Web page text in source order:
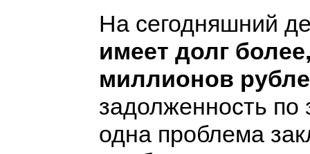
На сегодняшний
имеет долг
миллионов
задолженность
одна проблема